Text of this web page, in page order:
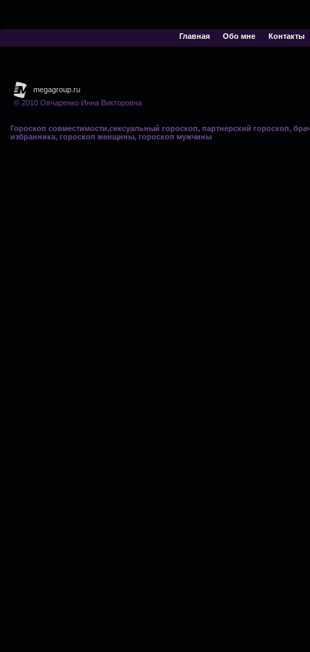
Главная Обо мне Контакты
© 2010 Овчаренко Инна Викторовна
Гороскоп совместимости,сексуальный гороскоп, партнерский гороскоп,
избранника, гороскоп женщины, гороскоп мужчины